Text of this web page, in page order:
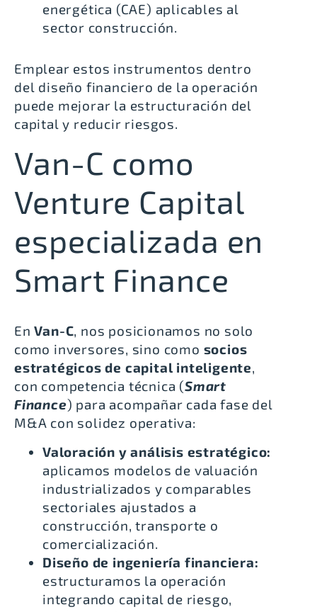
energética (CAE) aplicables al
sector construcción.
Emplear estos instrumentos dentro
del diseño financiero de la operación
puede mejorar la estructuración del
capital y reducir riesgos.
Van-C como
Venture Capital
especializada en
Smart Finance
EnVan-C, nos posicionamos no solo
como inversores, sino como socios
estratégicos de capital inteligente,
con competencia técnica (Smart
Finance) para acompañar cada fase del
M&A con solidez operativa:
Valoración y análisis estratégico:
aplicamos modelos de valuación
industrializados y comparables
sectoriales ajustados a
construcción, transporte o
comercialización.
Diseño de ingeniería financiera:
estructuramos la operación
integrando capital de riesgo,